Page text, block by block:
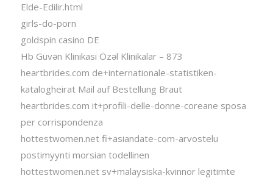
Elde-Edilir.html
girls-do-porn
goldspin casino DE
Hb Güvən Klinikası Özəl Klinikalar – 873
heartbrides.com de+internationale-statistiken-
katalogheirat Mail auf Bestellung Braut
heartbrides.com it+profili-delle-donne-coreane sposa
per corrispondenza
hottestwomen.net fi+asiandate-com-arvostelu
postimyynti morsian todellinen
hottestwomen.net sv+malaysiska-kvinnor legitimte